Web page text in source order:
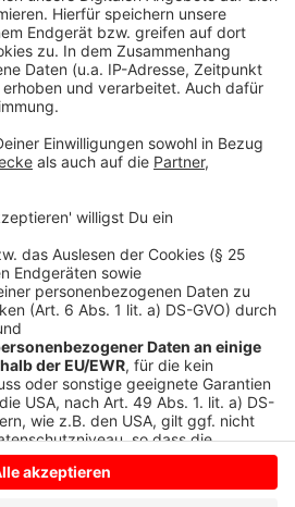
wobei er selbst mal ins
ist. Viel Spaß beim Zuhören und
wenn dabei das Telefon
unbedingt Elvis Eifel dran